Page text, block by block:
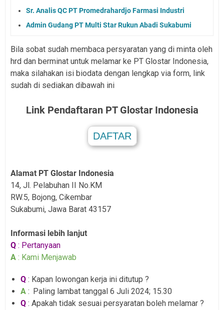
Sr. Analis QC PT Promedrahardjo Farmasi Industri
Admin Gudang PT Multi Star Rukun Abadi Sukabumi
Bila sobat sudah membaca persyaratan yang di minta oleh
hrd dan berminat untuk melamar ke PT Glostar Indonesia,
maka silahakan isi biodata dengan lengkap via form, link
sudah di sediakan dibawah ini
Link Pendaftaran PT Glostar Indonesia
DAFTAR
.
Alamat PT Glostar Indonesia
14, Jl. Pelabuhan II No.KM
RW.5, Bojong, Cikembar
Sukabumi, Jawa Barat 43157
Informasi lebih lanjut
Q : Pertanyaan
A : Kami Menjawab
Q : Kapan lowongan kerja ini ditutup ?
A : Paling lambat tanggal 6 Juli 2024; 15.30
Q : Apakah tidak sesuai persyaratan boleh melamar ?